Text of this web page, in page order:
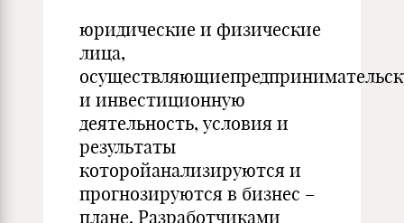
юридические и физические
лица,
и инвестиционную
деятельность, условия и
результаты
которойанализируются и
прогнозируются в бизнес –
плане. Разработчиками